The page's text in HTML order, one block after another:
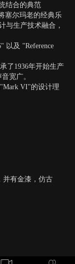
结合的典范
塞尔玛老的经典乐
与生产技术融合，
以及 "Reference
了1936年开始生产
宽广。
VI"的设计理
并有金漆，仿古